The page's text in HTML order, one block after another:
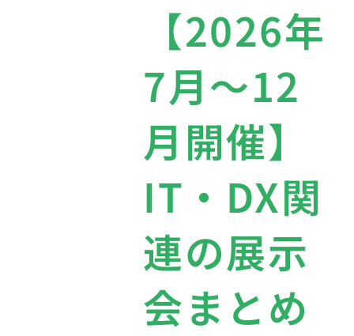
【2026年
7月〜12
月開催】
IT・DX関
連の展示
会まとめ